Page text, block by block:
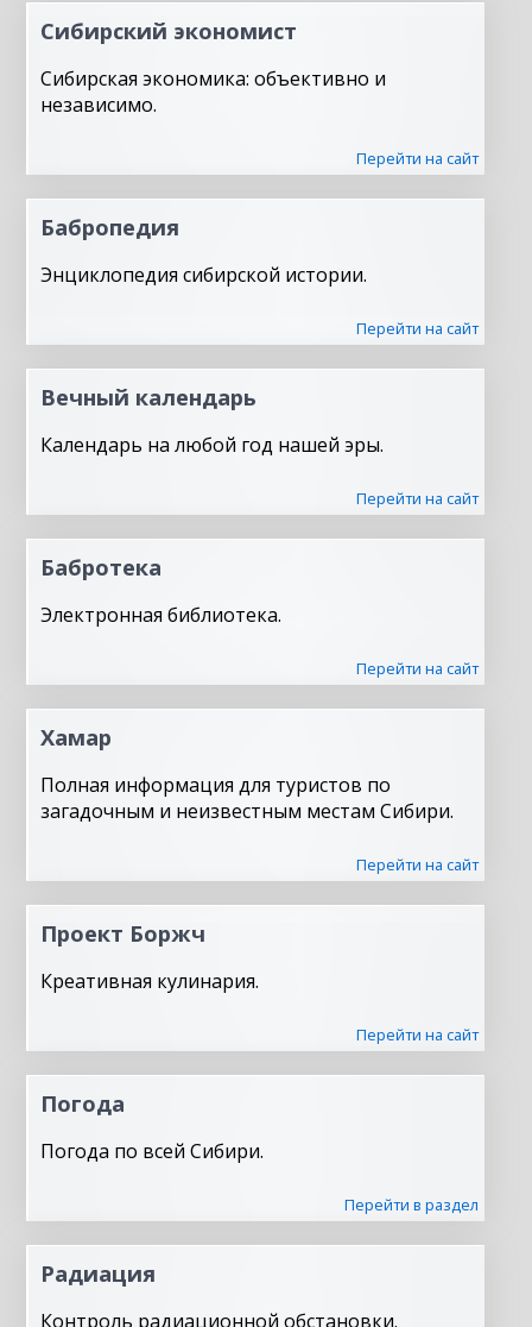
Сибирский экономист
Сибирская экономика: объективно и
независимо.
Перейти на сайт
Бабропедия
Энциклопедия сибирской истории.
Перейти на сайт
Вечный календарь
Календарь на любой год нашей эры.
Перейти на сайт
Бабротека
Электронная библиотека.
Перейти на сайт
Хамар
Полная информация для туристов по
загадочным и неизвестным местам Сибири.
Перейти на сайт
Проект Боржч
Креативная кулинария.
Перейти на сайт
Погода
Погода по всей Сибири.
Перейти в раздел
Радиация
Контроль радиационной обстановки.